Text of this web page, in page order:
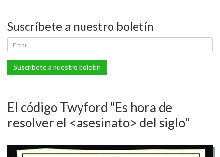
Suscríbete a nuestro boletín
Suscríbete a nuestro boletín
El código Twyford "Es hora de
resolver el <asesinato> del siglo"